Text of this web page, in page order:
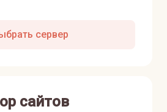
сервер
сайтов